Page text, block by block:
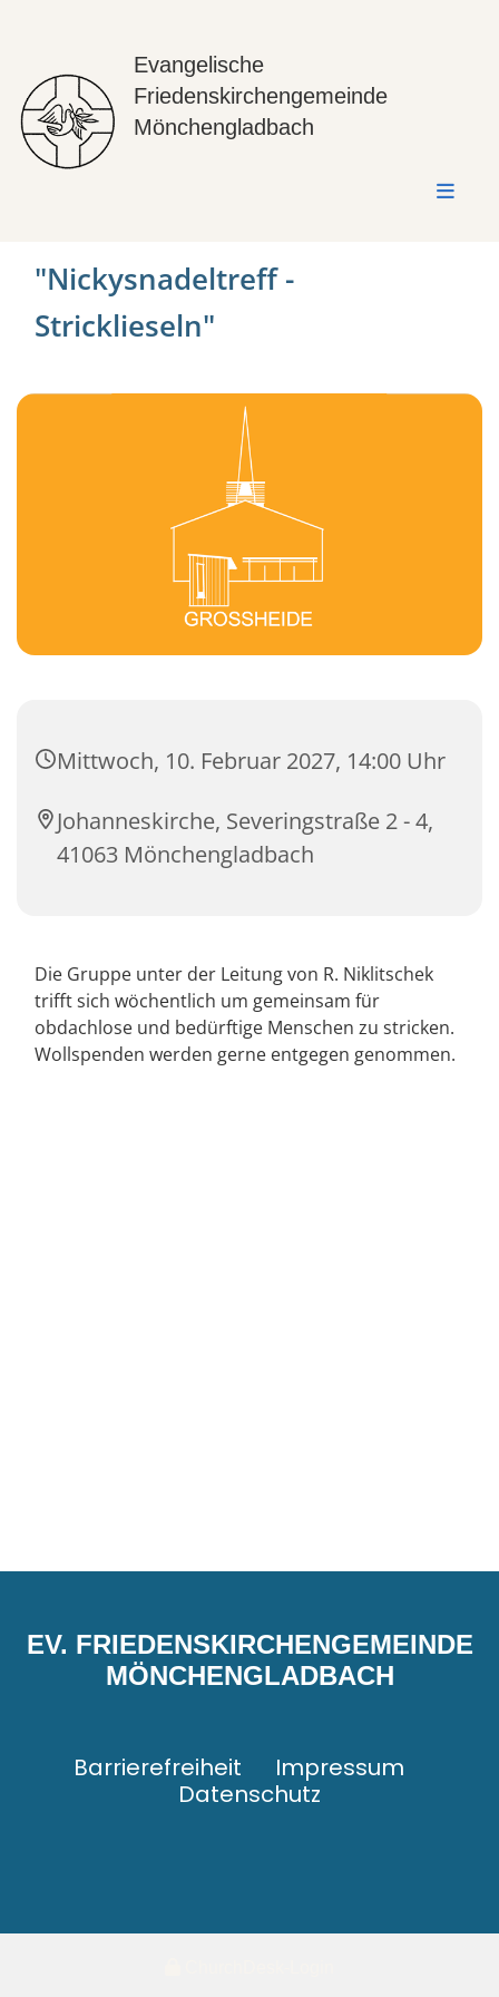
Evangelische
Friedenskirchengemeinde
Mönchengladbach
"Nickysnadeltreff -
Stricklieseln"
Mittwoch, 10. Februar 2027, 14:00 Uhr
Johanneskirche, Severingstraße 2 - 4,
41063 Mönchengladbach
Die Gruppe unter der Leitung von R. Niklitschek
trifft sich wöchentlich um gemeinsam für
obdachlose und bedürftige Menschen zu stricken.
Wollspenden werden gerne entgegen genommen.
EV. FRIEDENSKIRCHENGEMEINDE
MÖNCHENGLADBACH
Barrierefreiheit
Impressum
Datenschutz